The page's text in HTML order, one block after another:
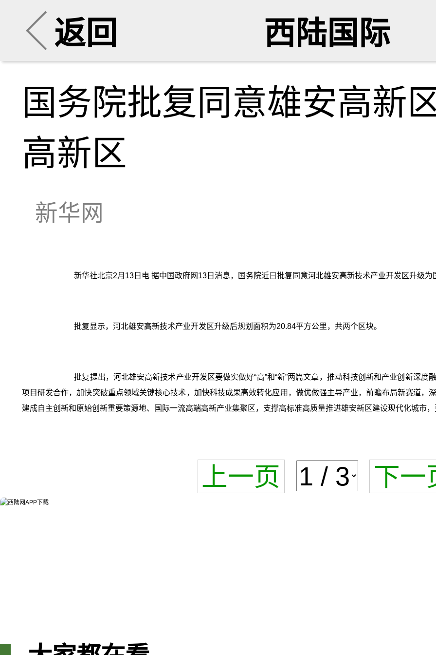
返回 西陆国际
国务院批复同意雄安高新
高新区
新华网
新华社北京2月13日电 据中国政府网13日消息，国务院近日批复同意河北雄安高新技术产业开发区升级
批复显示，河北雄安高新技术产业开发区升级后规划面积为20.84平方公里，共两个区块。
批复提出，河北雄安高新技术产业开发区要做实做好“高”和“新”两篇文章，推动科技创新和产业创新深
项目研发合作，加快突破重点领域关键核心技术，加快科技成果高效转化应用，做优做强主导产业，前瞻布局新赛道，
建成自主创新和原始创新重要策源地、国际一流高端高新产业集聚区，支撑高标准高质量推进雄安新区建设现代化城市
上一页 下一